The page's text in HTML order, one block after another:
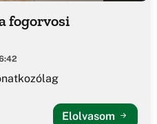
fogorvosi
Elolvasom